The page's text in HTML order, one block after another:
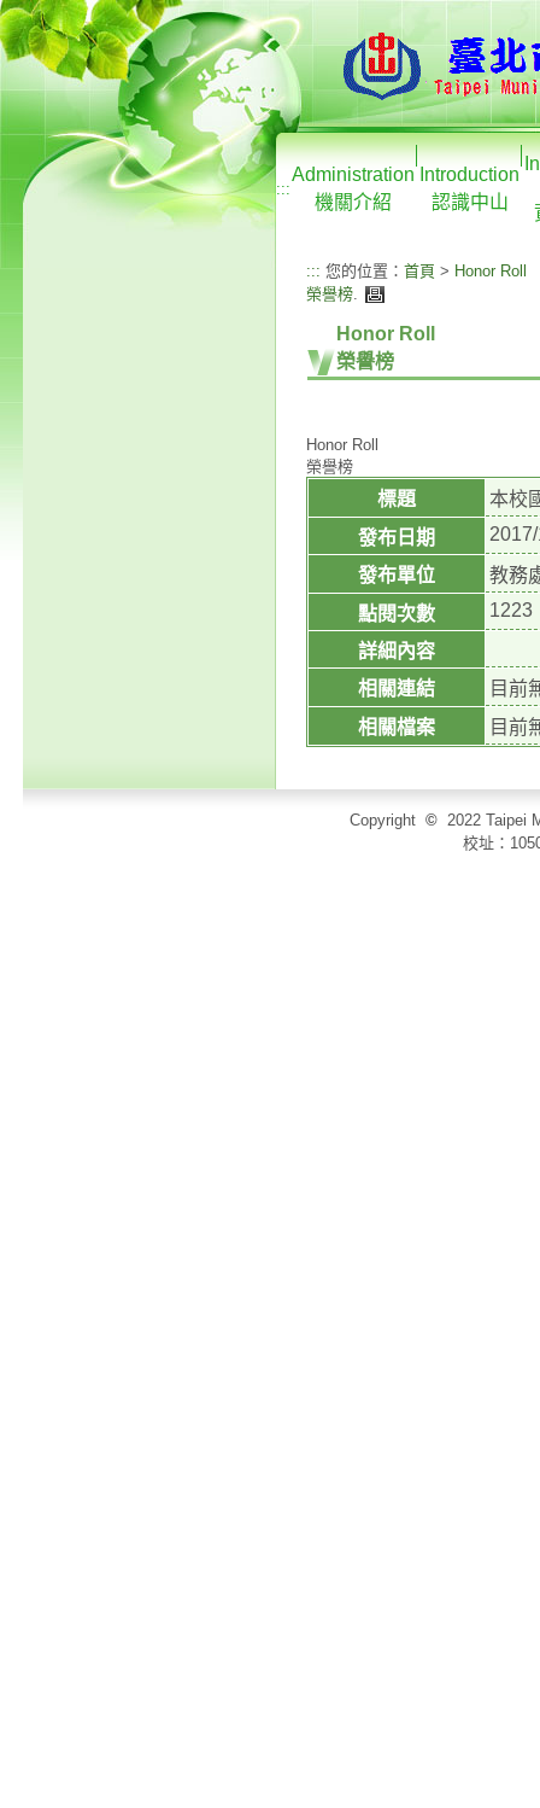
:::
Administration
機關介紹
Introduction
認識中山
::: 您的位置： 首頁 > Honor Roll
榮譽榜.
Honor Roll
榮譽榜
Honor Roll
榮譽榜
標題
本校
發布日期
發布單位
教務
點閱次數
1223
詳細內容
相關連結
目前
相關檔案
目前
Copyright © 2022 Taipei
校址：